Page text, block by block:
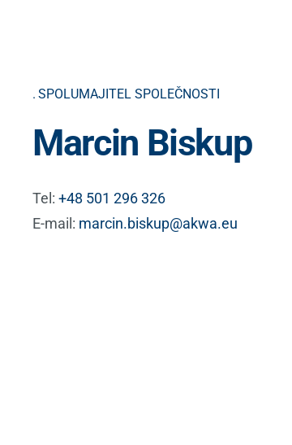
SPOLUMAJITEL SPOLEČNOSTI
Marcin Biskup
Tel: +48 501 296 326
E-mail: marcin.biskup@akwa.eu